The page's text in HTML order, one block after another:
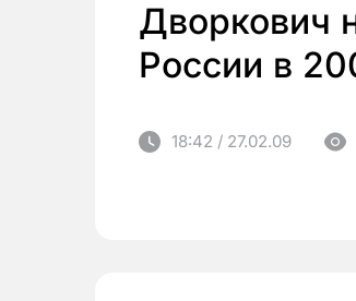
Дворкович
России в
18:42 / 27.02.09